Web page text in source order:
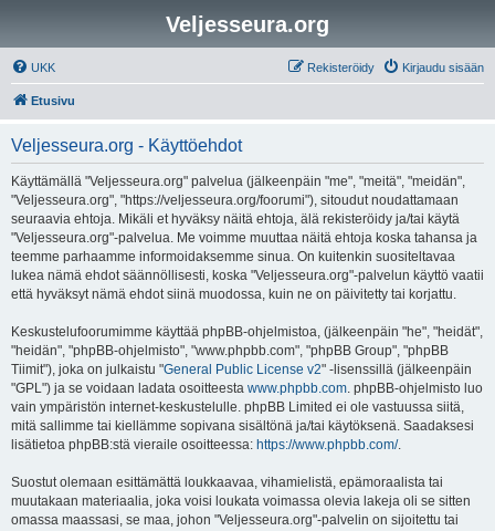
Veljesseura.org
UKK Kirjaudu sisään
Rekisteröidy
Etusivu
Veljesseura.org - Käyttöehdot
Käyttämällä "Veljesseura.org" palvelua (jälkeenpäin "me", "meitä", "meidän",
"Veljesseura.org", "https://veljesseura.org/foorumi"), sitoudut noudattamaan
seuraavia ehtoja. Mikäli et hyväksy näitä ehtoja, älä rekisteröidy ja/tai käytä
"Veljesseura.org"-palvelua. Me voimme muuttaa näitä ehtoja koska tahansa ja
teemme parhaamme informoidaksemme sinua. On kuitenkin suositeltavaa
lukea nämä ehdot säännöllisesti, koska "Veljesseura.org"-palvelun käyttö vaatii
että hyväksyt nämä ehdot siinä muodossa, kuin ne on päivitetty tai korjattu.
Keskustelufoorumimme käyttää phpBB-ohjelmistoa, (jälkeenpäin "he", "heidät",
"heidän", "phpBB-ohjelmisto", "www.phpbb.com", "phpBB Group", "phpBB
Tiimit"), joka on julkaistu "General Public License v2" -lisenssillä (jälkeenpäin
"GPL") ja se voidaan ladata osoitteesta www.phpbb.com. phpBB-ohjelmisto luo
vain ympäristön internet-keskustelulle. phpBB Limited ei ole vastuussa siitä,
mitä sallimme tai kiellämme sopivana sisältönä ja/tai käytöksenä. Saadaksesi
lisätietoa phpBB:stä vieraile osoitteessa: https://www.phpbb.com/.
Suostut olemaan esittämättä loukkaavaa, vihamielistä, epämoraalista tai
muutakaan materiaalia, joka voisi loukata voimassa olevia lakeja oli se sitten
omassa maassasi, se maa, johon "Veljesseura.org"-palvelin on sijoitettu tai